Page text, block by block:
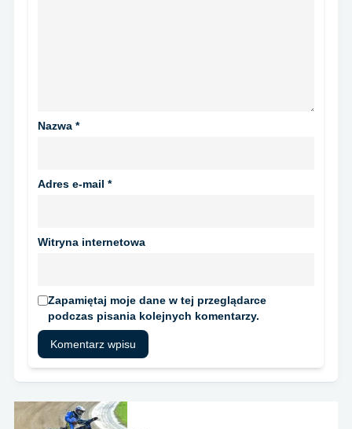
Nazwa *
Adres e-mail *
Witryna internetowa
Zapamiętaj moje dane w tej przeglądarce
podczas pisania kolejnych komentarzy.